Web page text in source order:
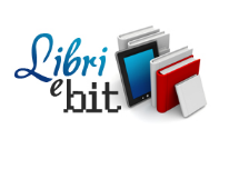
contenuto